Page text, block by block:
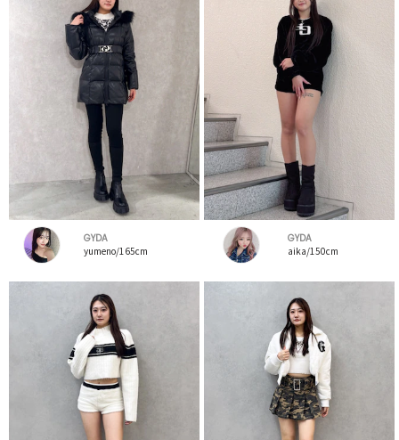
GYDA
yumeno/165cm
GYDA
aika/150cm